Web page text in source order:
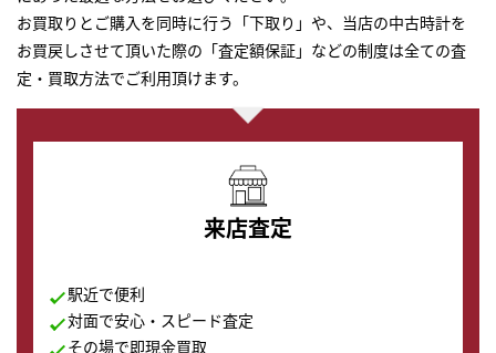
お買取りとご購入を同時に行う「下取り」や、当店の中古時計を
お買戻しさせて頂いた際の「査定額保証」などの制度は全ての査
定・買取方法でご利用頂けます。
来店査定
駅近で便利
対面で安心・スピード査定
その場で即現金買取